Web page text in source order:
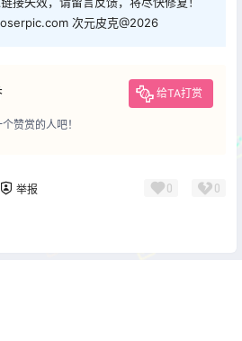
次元皮克@2026
给TA打赏
赞赏的人吧！
举报 0 0